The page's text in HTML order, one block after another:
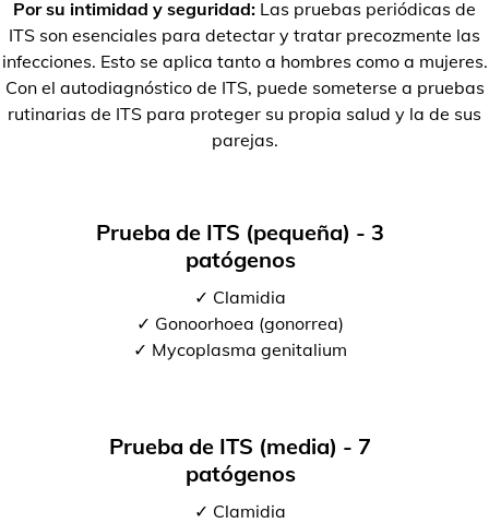
Por su intimidad y seguridad: Las pruebas periódicas de
ITS son esenciales para detectar y tratar precozmente las
infecciones. Esto se aplica tanto a hombres como a mujeres.
Con el autodiagnóstico de ITS, puede someterse a pruebas
rutinarias de ITS para proteger su propia salud y la de sus
parejas.
Prueba de ITS (pequeña) - 3
patógenos
✓ Clamidia
✓ Gonoorhoea (gonorrea)
✓ Mycoplasma genitalium
Prueba de ITS (media) - 7
patógenos
✓ Clamidia